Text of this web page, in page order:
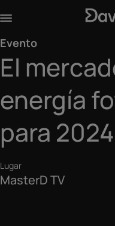
Evento
El
energía
para 2024
Lugar
MasterD TV